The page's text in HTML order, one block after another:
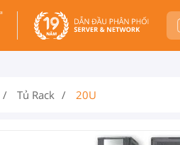
Tủ Rack 20U